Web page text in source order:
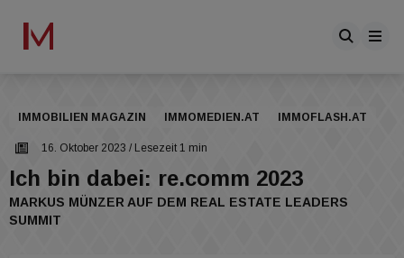
IMMOBILIEN MAGAZIN IMMOMEDIEN.AT IMMOFLASH.AT
16. Oktober 2023 / Lesezeit 1 min
Ich bin dabei: re.comm 2023
MARKUS MÜNZER AUF DEM REAL ESTATE LEADERS
SUMMIT